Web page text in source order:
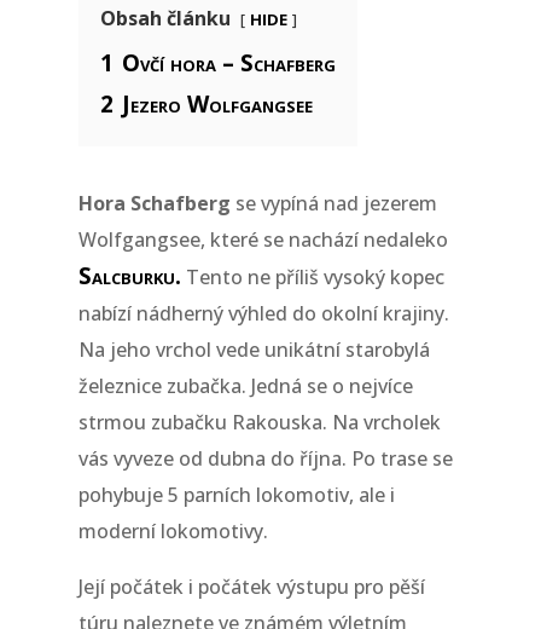
Obsah článku
hide
1 Ovčí hora – Schafberg
2 Jezero Wolfgangsee
Hora Schafberg se vypíná nad jezerem
Wolfgangsee, které se nachází nedaleko
Salcburku. Tento ne příliš vysoký kopec
nabízí nádherný výhled do okolní krajiny.
Na jeho vrchol vede unikátní starobylá
železnice zubačka. Jedná se o nejvíce
strmou zubačku Rakouska. Na vrcholek
vás vyveze od dubna do října. Po trase se
pohybuje 5 parních lokomotiv, ale i
moderní lokomotivy.
Její počátek i počátek výstupu pro pěší
túru naleznete ve známém výletním